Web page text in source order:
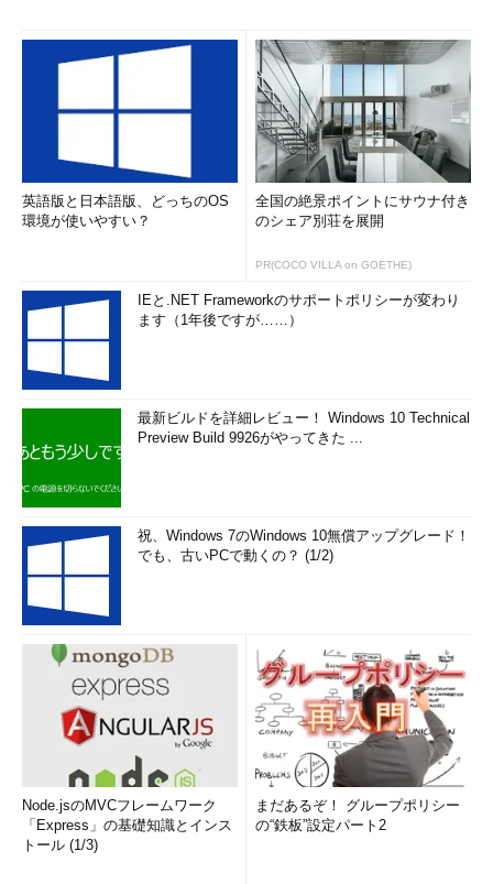
英語版と日本語版、どっちのOS
環境が使いやすい？
全国の絶景ポイントにサウナ付き
のシェア別荘を展開
PR(COCO VILLA on GOETHE)
IEと.NET Frameworkのサポートポリシーが変わり
ます（1年後ですが……）
最新ビルドを詳細レビュー！ Windows 10 Technical
Preview Build 9926がやってきた ...
祝、Windows 7のWindows 10無償アップグレード！
でも、古いPCで動くの？ (1/2)
Node.jsのMVCフレームワーク
「Express」の基礎知識とインス
トール (1/3)
まだあるぞ！ グループポリシー
の“鉄板”設定パート2